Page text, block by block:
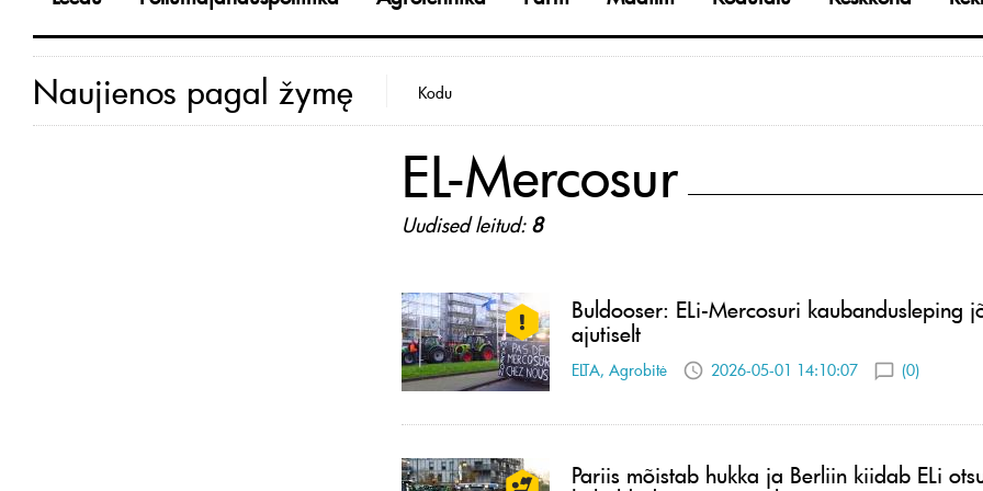
Naujienos pagal žymę Kodu
EL-Mercosur
Uudised leitud: 8
Buldooser: ELi-Mercosuri kaubandusleping
ajutiselt
ELTA, Agrobitė 2026-05-01 14:10:07 (0)
Pariis mõistab hukka ja Berliin kiidab ELi